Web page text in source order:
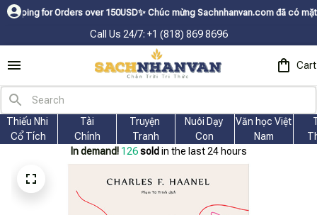
over 150USDㅤ✨Chúc mừng Sachnhanvan.com đã có mặt hơn 200
Call Us 24/7: +1 (818) 869 8696
Cart
Thiếu Nhi
Cổ Tích
Tài
Chính
Truyện
Tranh
Nuôi Dạy
Con
Văn học Việt
Nam
In demand! 127 sold in the last 24 hours